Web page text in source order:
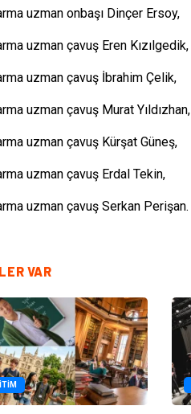
uzman onbaşı Dinçer Ersoy,
uzman çavuş Eren Kızılgedik,
uzman çavuş İbrahim Çelik,
uzman çavuş Murat Yıldızhan,
uzman çavuş Kürşat Güneş,
uzman çavuş Erdal Tekin,
uzman çavuş Serkan Perişan.
VAR